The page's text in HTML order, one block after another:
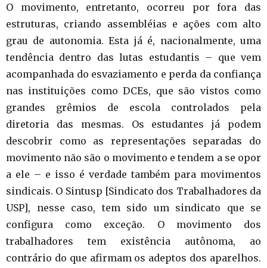
O movimento, entretanto, ocorreu por fora das
estruturas, criando assembléias e ações com alto
grau de autonomia. Esta já é, nacionalmente, uma
tendência dentro das lutas estudantis – que vem
acompanhada do esvaziamento e perda da confiança
nas instituições como DCEs, que são vistos como
grandes grêmios de escola controlados pela
diretoria das mesmas. Os estudantes já podem
descobrir como as representações separadas do
movimento não são o movimento e tendem a se opor
a ele – e isso é verdade também para movimentos
sindicais. O Sintusp [Sindicato dos Trabalhadores da
USP], nesse caso, tem sido um sindicato que se
configura como exceção. O movimento dos
trabalhadores tem existência autônoma, ao
contrário do que afirmam os adeptos dos aparelhos.